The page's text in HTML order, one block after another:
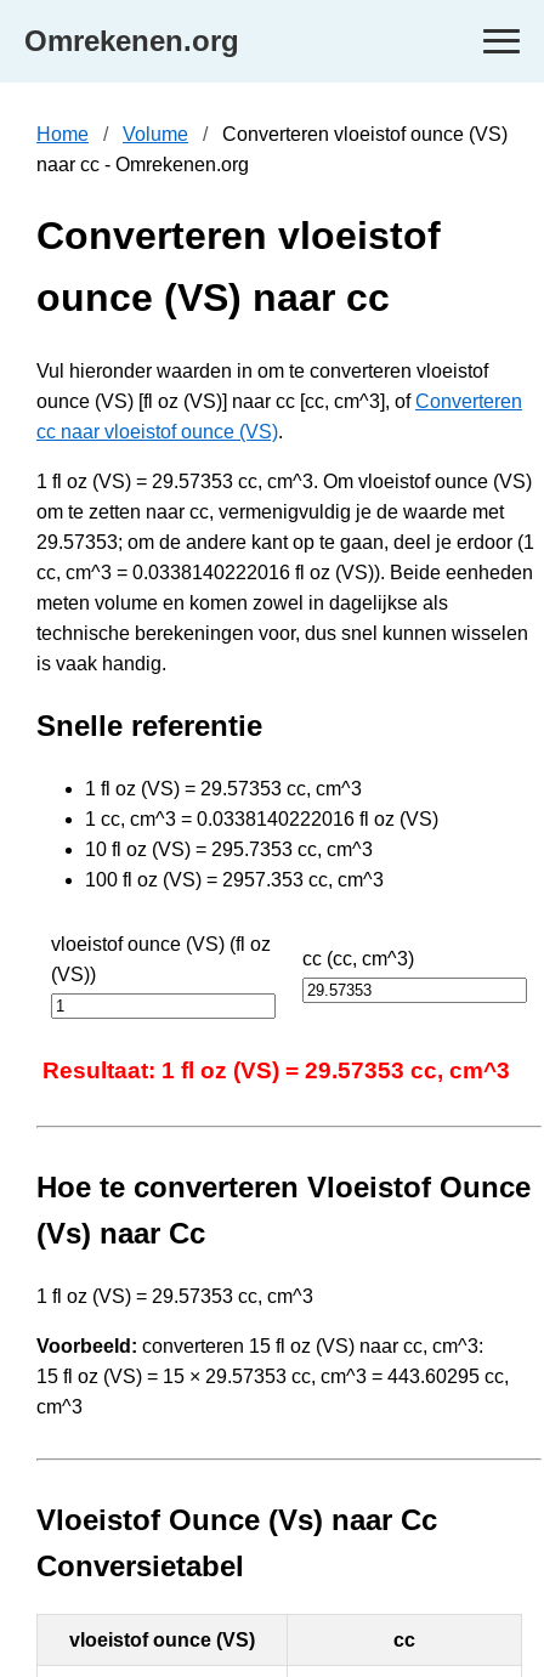
Omrekenen.org
Home Volume
Converteren vloeistof ounce (VS)
naar cc - Omrekenen.org
Converteren vloeistof
ounce (VS) naar cc
Vul hieronder waarden in om te converteren vloeistof
ounce (VS) [fl oz (VS)] naar cc [cc, cm^3], ofConverteren
cc naar vloeistof ounce (VS).
1 fl oz (VS) = 29.57353 cc, cm^3. Om vloeistof ounce (VS)
om te zetten naar cc, vermenigvuldig je de waarde met
29.57353; om de andere kant op te gaan, deel je erdoor (1
cc, cm^3 = 0.0338140222016 fl oz (VS)). Beide eenheden
meten volume en komen zowel in dagelijkse als
technische berekeningen voor, dus snel kunnen wisselen
is vaak handig.
Snelle referentie
1 fl oz (VS) = 29.57353 cc, cm^3
1 cc, cm^3 = 0.0338140222016 fl oz (VS)
10 fl oz (VS) = 295.7353 cc, cm^3
100 fl oz (VS) = 2957.353 cc, cm^3
vloeistof ounce (VS) (fl oz
(VS))
cc (cc, cm^3)
Resultaat: 1 fl oz (VS) = 29.57353 cc, cm^3
Hoe te converteren Vloeistof Ounce
(Vs) naar Cc
1 fl oz (VS) = 29.57353 cc, cm^3
Voorbeeld: converteren 15 fl oz (VS) naar cc, cm^3:
15 fl oz (VS) = 15 × 29.57353 cc, cm^3 = 443.60295 cc,
cm^3
Vloeistof Ounce (Vs) naar Cc
Conversietabel
vloeistof ounce (VS) cc